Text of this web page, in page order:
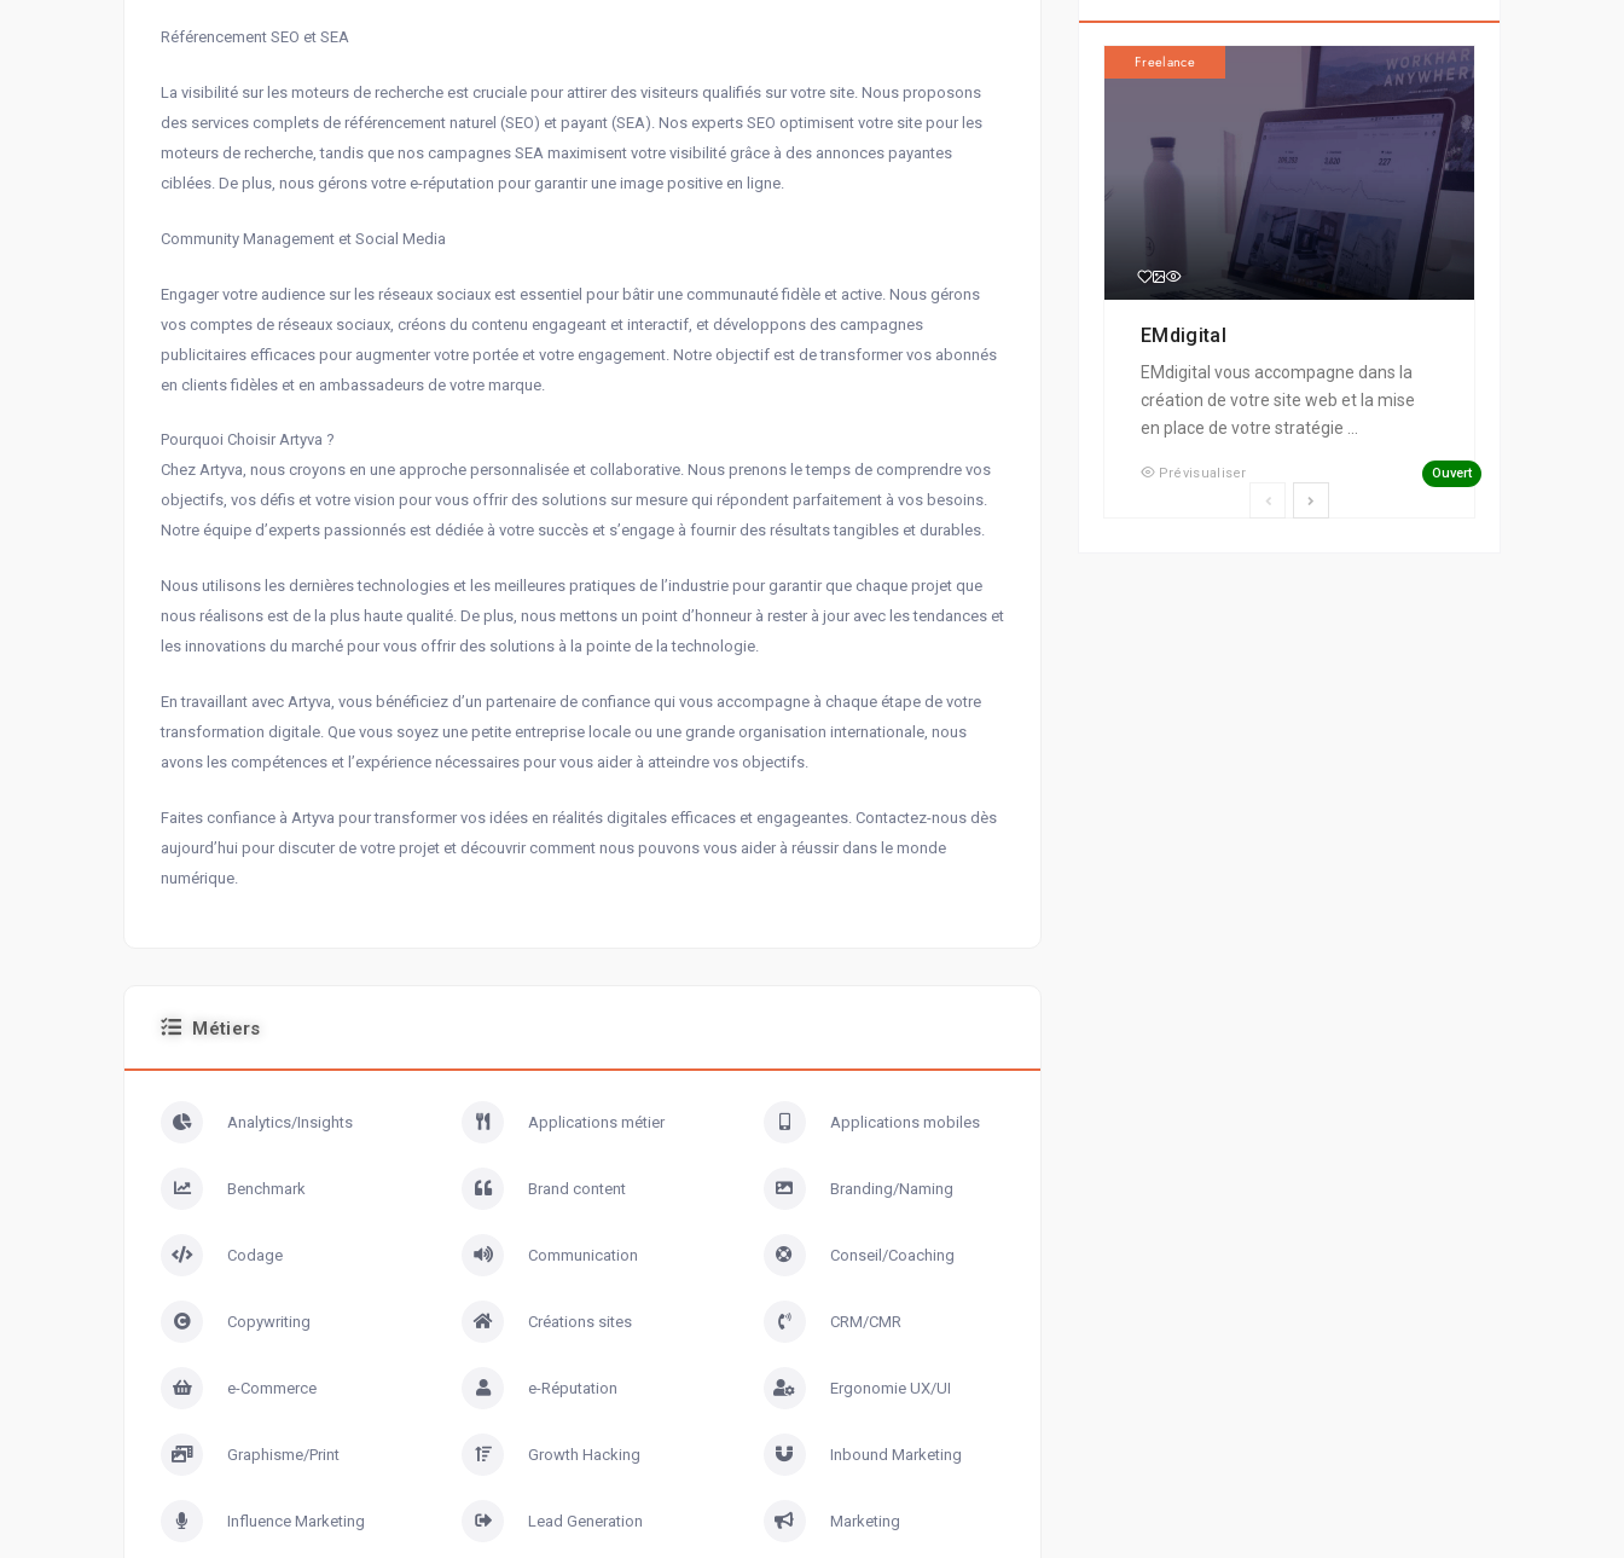
Référencement SEO et SEA
La visibilité sur les moteurs de recherche est cruciale pour attirer des visiteurs qualifiés sur votre site. Nous proposons
des services complets de référencement naturel (SEO) et payant (SEA). Nos experts SEO optimisent votre site pour les
moteurs de recherche, tandis que nos campagnes SEA maximisent votre visibilité grâce à des annonces payantes
ciblées. De plus, nous gérons votre e-réputation pour garantir une image positive en ligne.
Community Management et Social Media
Engager votre audience sur les réseaux sociaux est essentiel pour bâtir une communauté fidèle et active. Nous gérons
vos comptes de réseaux sociaux, créons du contenu engageant et interactif, et développons des campagnes
publicitaires efficaces pour augmenter votre portée et votre engagement. Notre objectif est de transformer vos abonnés
en clients fidèles et en ambassadeurs de votre marque.
Pourquoi Choisir Artyva ?
Chez Artyva, nous croyons en une approche personnalisée et collaborative. Nous prenons le temps de comprendre vos
objectifs, vos défis et votre vision pour vous offrir des solutions sur mesure qui répondent parfaitement à vos besoins.
Notre équipe d’experts passionnés est dédiée à votre succès et s’engage à fournir des résultats tangibles et durables.
Nous utilisons les dernières technologies et les meilleures pratiques de l’industrie pour garantir que chaque projet que
nous réalisons est de la plus haute qualité. De plus, nous mettons un point d’honneur à rester à jour avec les tendances et
les innovations du marché pour vous offrir des solutions à la pointe de la technologie.
En travaillant avec Artyva, vous bénéficiez d’un partenaire de confiance qui vous accompagne à chaque étape de votre
transformation digitale. Que vous soyez une petite entreprise locale ou une grande organisation internationale, nous
avons les compétences et l’expérience nécessaires pour vous aider à atteindre vos objectifs.
Faites confiance à Artyva pour transformer vos idées en réalités digitales efficaces et engageantes. Contactez-nous dès
aujourd’hui pour discuter de votre projet et découvrir comment nous pouvons vous aider à réussir dans le monde
numérique.
Métiers
Analytics/Insights Applications métier Applications mobiles
Benchmark Brand content Branding/Naming
Codage Communication Conseil/Coaching
Copywriting Créations sites CRM/CMR
e-Commerce e-Réputation Ergonomie UX/UI
Graphisme/Print Growth Hacking Inbound Marketing
Influence Marketing Lead Generation Marketing
Freelance
EMdigital
EMdigital vous accompagne dans la
création de votre site web et la mise
en place de votre stratégie ...
Prévisualiser Ouvert